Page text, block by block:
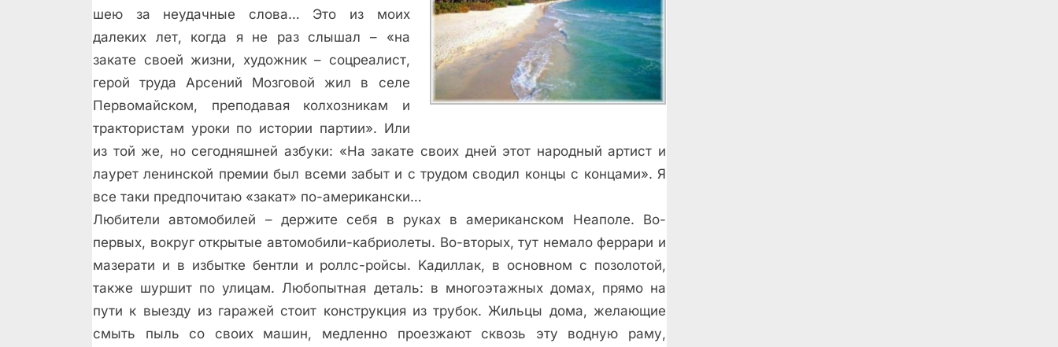
шею за неудачные слова… Это из моих
далеких лет, когда я не раз слышал – «на
закате своей жизни, художник – соцреалист,
герой труда Арсений Мозговой жил в селе
Первомайском, преподавая колхозникам и
трактористам уроки по истории партии». Или
из той же, но сегодняшней азбуки: «На закате своих дней этот народный артист и
лаурет ленинской премии был всеми забыт и с трудом сводил концы с концами». Я
все таки предпочитаю «закат» по-американски…
Любители автомобилей – держите себя в руках в американском Неаполе. Во-
первых, вокруг открытые автомобили-кабриолеты. Во-вторых, тут немало феррари и
мазерати и в избытке бентли и роллс-ройсы. Kадиллак, в основном с позолотой,
также шуршит по улицам. Любопытная деталь: в многоэтажных домах, прямо на
пути к выезду из гаражей стоит конструкция из трубок. Жильцы дома, желающие
смыть пыль со своих машин, медленно проезжают сквозь эту водную раму,